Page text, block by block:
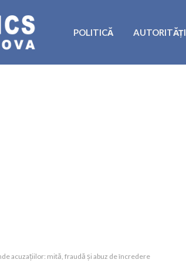
POLITICĂ AUTORITĂȚI
acuzațiilor: mită, fraudă și abuz de încredere